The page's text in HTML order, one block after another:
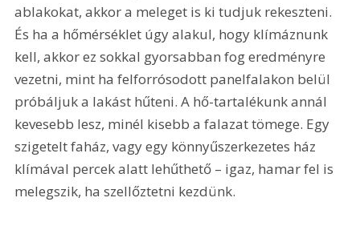
ablakokat, akkor a meleget is ki tudjuk rekeszteni.
És ha a hőmérséklet úgy alakul, hogy klímáznunk
kell, akkor ez sokkal gyorsabban fog eredményre
vezetni, mint ha felforrósodott panelfalakon belül
próbáljuk a lakást hűteni. A hő-tartalékunk annál
kevesebb lesz, minél kisebb a falazat tömege. Egy
szigetelt faház, vagy egy könnyűszerkezetes ház
klímával percek alatt lehűthető – igaz, hamar fel is
melegszik, ha szellőztetni kezdünk.